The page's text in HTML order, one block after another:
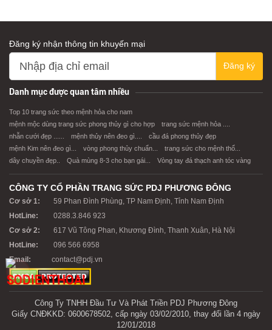
XEM CHI TIẾT XEM CHI TIẾT
Đăng ký nhận thông tin khuyến mại
Đăng ký
Danh mục được quan tâm nhiều
Top 10 trang sức theo mệnh hỏa cho nam
mệnh mộc dùng trang sức phong thủy gì cho hợp
trang sức mệnh hỏa ....
nhẫn cưới đẹp ......
mệnh thủy nên đeo gì....
cầu đá phong thủy đẹp
mệnh Kim nên đeo gì...
vòng phong thủy chuẩn...
trang sức cho mệnh thổ...
dây chuyền đẹp..
Quà mùng 8-3 cho bạn gái... Vòng tay đá thạch anh tóc vàng
CÔNG TY CỔ PHẦN TRANG SỨC PDJ PHƯƠNG ĐÔNG
Cơ sở 1:
59 Phan Đình Phùng, TP Nam Định, Tỉnh Nam Định
HotLine:
0288.3.846 923
Cơ sở 2:
617 Vũ Tông Phan, Khương Đình, Thanh Xuân, Hà Nội
HotLine:
096 566 6958
Email:
contact@pdj.vn
Công Ty TNHH Đầu Tư Và Phát Triền PDJ Phương Đông
Giấy CNĐKKD: 0600678502, cấp ngày 03/02/2010, thay đổi lần 4 ngày
12/01/2018